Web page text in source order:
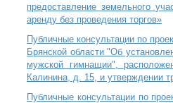
предоставление земельного
аренду без проведения торгов»
Публичные консультации по
Брянской области "Об
мужской гимнащии",
Калинина, д. 15, и утверждении
Публичные консультации по